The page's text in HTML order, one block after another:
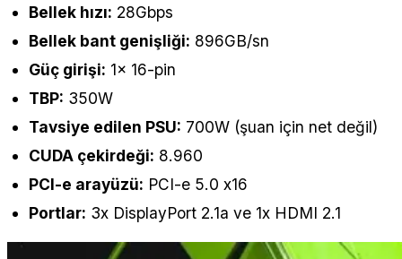
Bellek hızı: 28Gbps
Bellek bant genişliği: 896GB/sn
Güç girişi: 1x 16-pin
TBP: 350W
Tavsiye edilen PSU: 700W (şuan için net değil)
CUDA çekirdeği: 8.960
PCI-e arayüzü: PCI-e 5.0 x16
Portlar: 3x DisplayPort 2.1a ve 1x HDMI 2.1